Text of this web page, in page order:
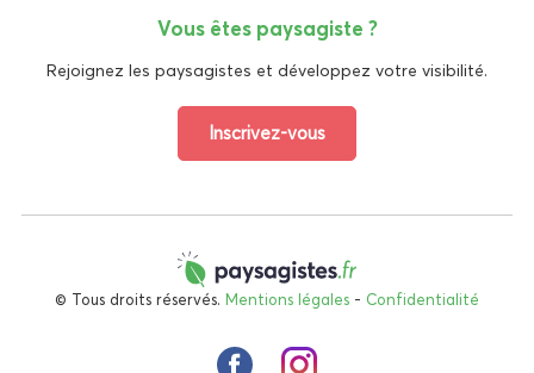
Vous êtes paysagiste ?
Rejoignez les paysagistes et développez votre visibilité.
Inscrivez-vous
© Tous droits réservés. Mentions légales - Confidentialité